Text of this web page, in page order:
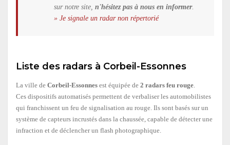
sur notre site, n'hésitez pas à nous en informer.
» Je signale un radar non répertorié
Liste des radars à Corbeil-Essonnes
La ville de Corbeil-Essonnes est équipée de 2 radars feu rouge
Ces dispositifs automatisés permettent de verbaliser les automobilistes
qui franchissent un feu de signalisation au rouge. Ils sont basés sur un
système de capteurs incrustés dans la chaussée, capable de détecter une
infraction et de déclencher un flash photographique.